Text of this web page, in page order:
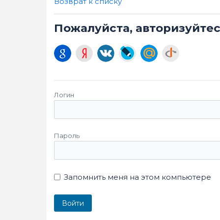
Пожалуйста,
Логин
Пароль
Запомнить меня на этом компьютере